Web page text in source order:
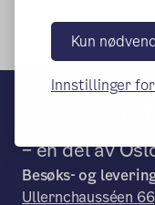
Kun
Innstillinger
– en del av
Besøks- og
Ullernchausséen